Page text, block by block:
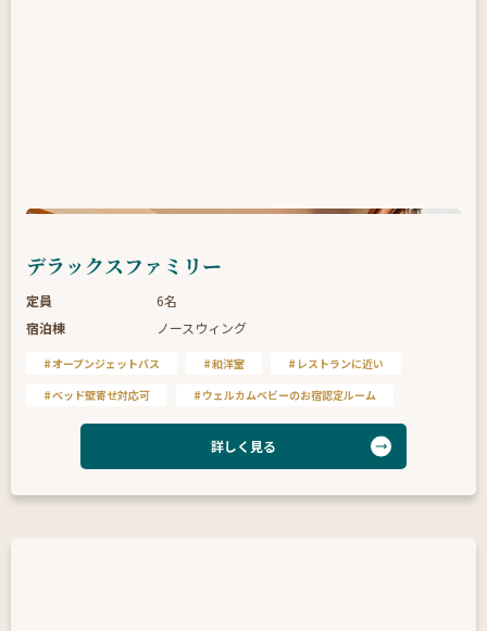
デラックスファミリー
定員
6名
宿泊棟
ノースウィング
オープンジェットバス 和洋室
レストランに近い
ベッド壁寄せ対応可
ウェルカムベビーのお宿認定ルーム
詳しく見る